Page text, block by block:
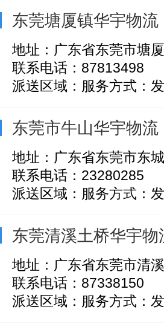
东莞塘厦镇华宇物流
地址：广东省东莞市塘
联系电话：87813498
派送区域：服务方式：
东莞市牛山华宇物流
地址：广东省东莞市东
联系电话：23280285
派送区域：服务方式：
东莞清溪土桥华宇物
地址：广东省东莞市清
联系电话：87338150
派送区域：服务方式：